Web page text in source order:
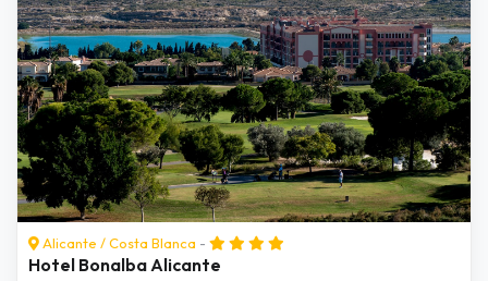
Alicante /Costa Blanca -
Hotel Bonalba Alicante